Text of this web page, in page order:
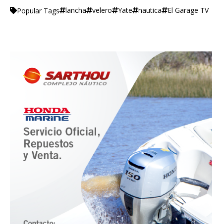
Popular Tags lancha velero Yate nautica El Garage TV